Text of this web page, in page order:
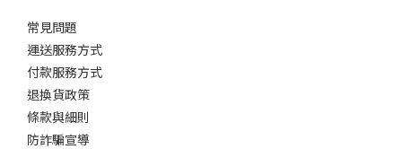
常見問題
運送服務方式
付款服務方式
退換貨政策
條款與細則
防詐騙宣導